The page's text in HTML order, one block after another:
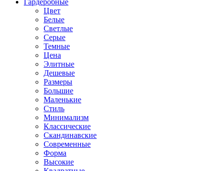
Гардеробные
Цвет
Белые
Светлые
Серые
Темные
Цена
Элитные
Дешевые
Размеры
Большие
Маленькие
Стиль
Минимализм
Классические
Скандинавские
Современные
Форма
Высокие